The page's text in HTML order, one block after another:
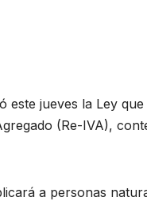
este jueves la Ley
(Re-IVA),
a personas